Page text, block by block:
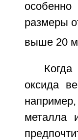
размеры
выше 20 м
оксида
металла